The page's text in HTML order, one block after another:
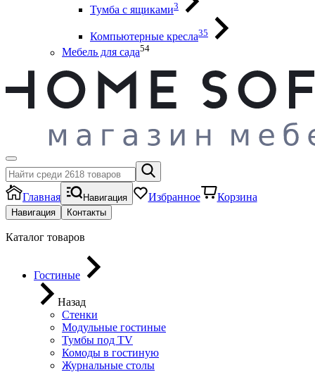
Тумба с ящиками3
Компьютерные кресла35
Мебель для сада54
Главная Навигация Избранное Корзина
Навигация Контакты
Каталог товаров
Гостиные
Назад
Стенки
Модульные гостиные
Тумбы под ТV
Комоды в гостиную
Журнальные столы